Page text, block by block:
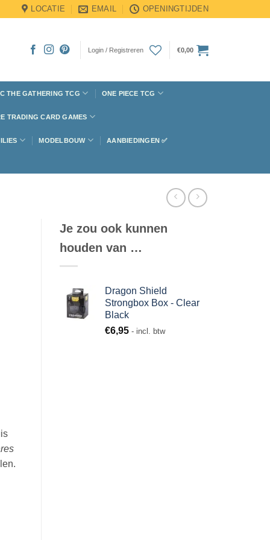
LOCATIE EMAIL OPENINGTIJDEN
Login / Registreren €0,00
THE GATHERING TCG ONE PIECE TCG
TRADING CARD GAMES
MODELBOUW AANBIEDINGEN ✅
Je zou ook kunnen
houden van …
Dragon Shield
Strongbox Box - Clear
Black
€6,95 - incl. btw